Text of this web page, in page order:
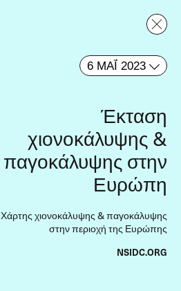
COP30
ΠΟΙΟΤΗΤΑ ΑΕΡΑ
ΕΝΕΡΓΕΙΑ
ΩΚΕΑΝΟΣ
ΚΑΙΡΟΣ
ΚΛΙΜΑ
ΦΥΣΙΚΕΣ ΚΑΤΑΣΤΡΟΦΕΣ
6 ΜΑΪ́ 2023
Έκταση
χιονοκάλυψης &
παγοκάλυψης στην
Ευρώπη
Χάρτης χιονοκάλυψης & παγοκάλυψης
στην περιοχή της Ευρώπης
NSIDC.ORG